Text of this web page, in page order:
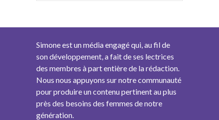
Simone est un média engagé qui, au fil de
son développement, a fait de ses lectrices
des membres à part entière de la rédaction.
Nous nous appuyons sur notre communauté
pour produire un contenu pertinent au plus
près des besoins des femmes de notre
génération.